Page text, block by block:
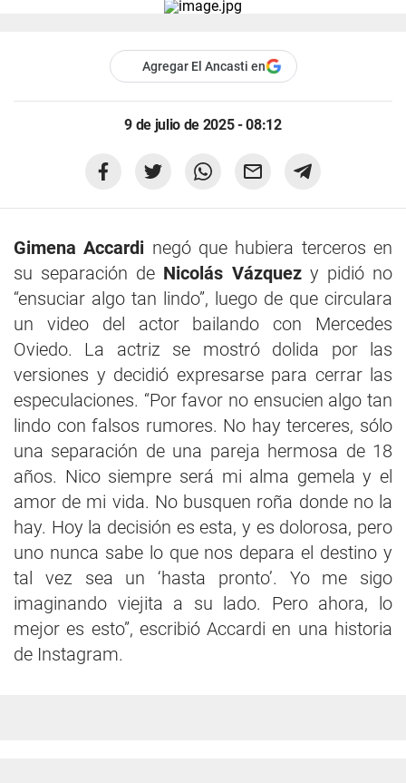
Agregar El Ancasti en
9 de julio de 2025 - 08:12
Gimena Accardi negó que hubiera terceros en
su separación de Nicolás Vázquezy pidió no
“ensuciar algo tan lindo”, luego de que circulara
un video del actor bailando con Mercedes
Oviedo. La actriz se mostró dolida por las
versiones y decidió expresarse para cerrar las
especulaciones. “Por favor no ensucien algo tan
lindo con falsos rumores. No hay terceres, sólo
una separación de una pareja hermosa de 18
años. Nico siempre será mi alma gemela y el
amor de mi vida. No busquen roña donde no la
hay. Hoy la decisión es esta, y es dolorosa, pero
uno nunca sabe lo que nos depara el destino y
tal vez sea un ‘hasta pronto’. Yo me sigo
imaginando viejita a su lado. Pero ahora, lo
mejor es esto”, escribió Accardi en una historia
de Instagram.